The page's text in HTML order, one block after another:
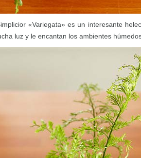
«Variegata» es un interesante
luz y le encantan los ambientes